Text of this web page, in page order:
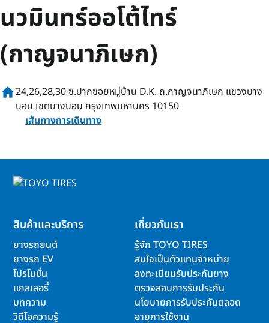
นวมินทร์ออโต้ไทร์
(กาญจนาภิเษก)
home24,26,28,30 ซ.ปากซอยหมู่บ้าน D.K. ถ.กาญจนาภิเษก แขวงบาง
บอน เขตบางบอน กรุงเทพมหานคร 10150
เส้นทางการเดินทาง
สินค้าและบริการ
ยางรถยนต์
ยางรถ EV
โปรโมชั่น
แกลเลอรี่
บทความ
วิดีโอความรู้
เกี่ยวกับเรา
รู้จัก TOYO TIRES
สนใจเป็นตัวแทนจำหน่าย
ลงทะเบียนรับประกันยาง
ตรวจสอบการรับประกัน
นโยบายการรับประกันตลอด
อายุการใช้งาน